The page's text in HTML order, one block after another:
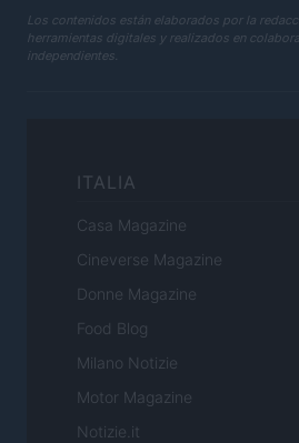
Los contenidos están elaborados por la
herramientas digitales y realizados en
independientes.
ITALIA
Casa Magazine
Cineverse Magazine
Donne Magazine
Food Blog
Milano Notizie
Motor Magazine
Notizie.it